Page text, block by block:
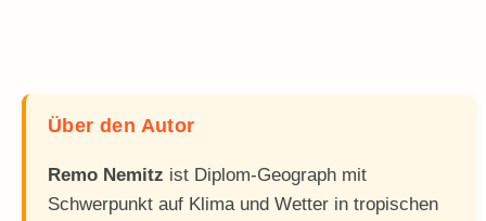
Über den Autor
Remo Nemitz ist Diplom-Geograph mit
Schwerpunkt auf Klima und Wetter in tropischen